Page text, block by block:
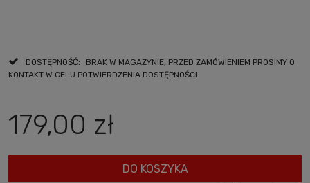
DOSTĘPNOŚĆ:
BRAK W MAGAZYNIE, PRZED ZAMÓWIENIEM PROSIMY O
KONTAKT W CELU POTWIERDZENIA DOSTĘPNOŚCI
179,00 zł
DO KOSZYKA